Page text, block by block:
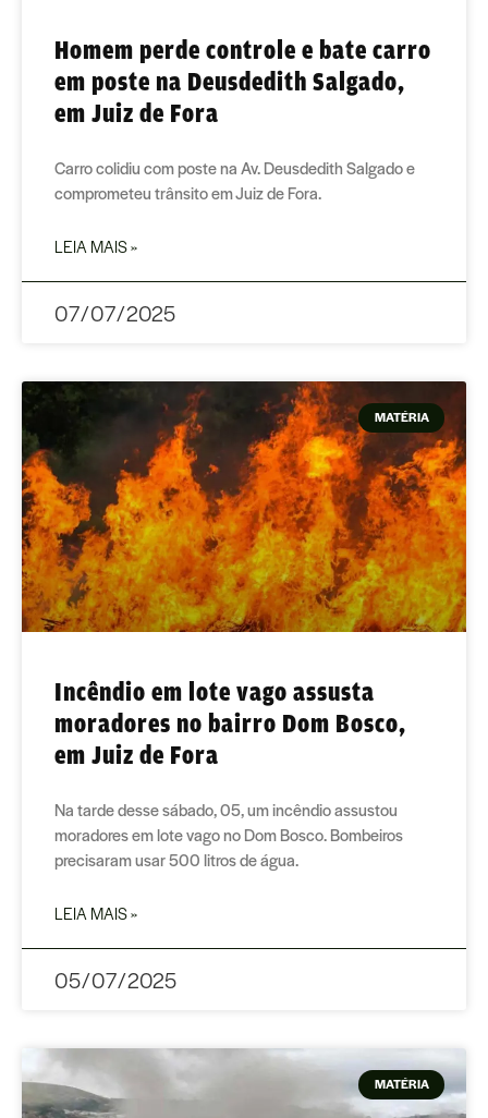
Homem perde controle e bate carro
em poste na Deusdedith Salgado,
em Juiz de Fora
Carro colidiu com poste na Av. Deusdedith Salgado e
comprometeu trânsito em Juiz de Fora.
LEIA MAIS »
07/07/2025
MATÉRIA
Incêndio em lote vago assusta
moradores no bairro Dom Bosco,
em Juiz de Fora
Na tarde desse sábado, 05, um incêndio assustou
moradores em lote vago no Dom Bosco. Bombeiros
precisaram usar 500 litros de água.
LEIA MAIS »
05/07/2025
MATÉRIA